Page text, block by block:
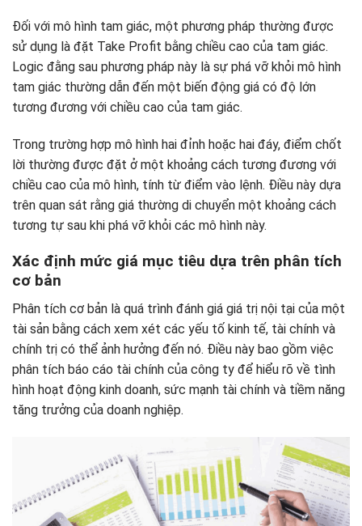
Đối với mô hình tam giác, một phương pháp thường được
sử dụng là đặt Take Profit bằng chiều cao của tam giác.
Logic đằng sau phương pháp này là sự phá vỡ khỏi mô hình
tam giác thường dẫn đến một biến động giá có độ lớn
tương đương với chiều cao của tam giác.
Trong trường hợp mô hình hai đỉnh hoặc hai đáy, điểm chốt
lời thường được đặt ở một khoảng cách tương đương với
chiều cao của mô hình, tính từ điểm vào lệnh. Điều này dựa
trên quan sát rằng giá thường di chuyển một khoảng cách
tương tự sau khi phá vỡ khỏi các mô hình này.
Xác định mức giá mục tiêu dựa trên phân tích
cơ bản
Phân tích cơ bản là quá trình đánh giá giá trị nội tại của một
tài sản bằng cách xem xét các yếu tố kinh tế, tài chính và
chính trị có thể ảnh hưởng đến nó. Điều này bao gồm việc
phân tích báo cáo tài chính của công ty để hiểu rõ về tình
hình hoạt động kinh doanh, sức mạnh tài chính và tiềm năng
tăng trưởng của doanh nghiệp.